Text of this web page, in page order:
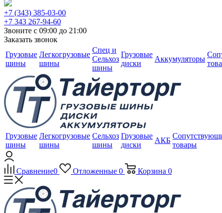
+7 (343) 385-03-00
+7 343 267-94-60
Звоните с 09:00 до 21:00
Заказать звонок
Грузовые
шины
Легкогрузовые
шины
Спец и
Сельхоз
шины
Грузовые
диски
Аккумуляторы
Грузовые
шины
Легкогрузовые
шины
Сельхоз
шины
Грузовые
диски
АКБ
товары
Сравнение0 Отложенные 0 Корзина 0